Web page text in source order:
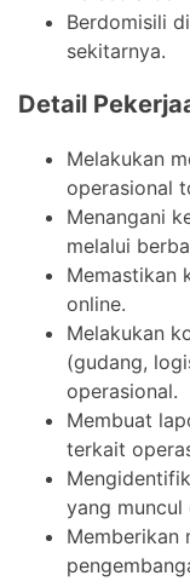
Berdomisili
sekitarnya.
Detail
Melakukan
operasional
Menangani
melalui
Memastikan
online.
Melakukan
(gudang,
operasional.
Membuat
terkait
yang
Memberikan